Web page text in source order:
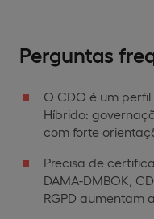
Perguntas
O CDO é um
Híbrido:
com forte
Precisa de
DAMA-DMBOK,
RGPD aumentam